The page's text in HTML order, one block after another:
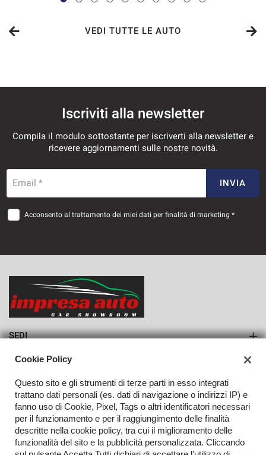
VEDI
1.064€/mese
36 Mesi
36 Mesi
VEDI
VEDI TUTTE LE AUTO
Iscriviti alla newsletter
Compila il modulo sottostante per iscriverti alla newsletter e
ricevere aggiornamenti sulle nostre novità.
Email * INVIA
Acconsento al trattamento dei miei dati per finalità di marketing *
SEDI
Azienda
Contatti
Cookie Policy
Questo sito e gli strumenti di terze parti in esso integrati
trattano dati personali (es. dati di navigazione o indirizzi IP) e
fanno uso di Cookie, Pixel, Tags o altri identificatori necessari
per il funzionamento e per il raggiungimento delle finalità
descritte nella cookie policy, tra cui il miglioramento delle
funzionalità del sito e la pubblicità personalizzata. Cliccando